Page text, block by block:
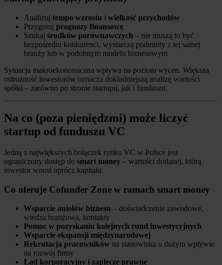
Analizuj tempo wzrostu i wielkość przychodów
Przygotuj prognozy finansowe
Szukaj środków porównawczych – nie muszą to być
bezpośredni konkurenci, wystarczą podmioty z tej samej
branży lub w podobnym modelu biznesowym
Sytuacja makroekonomiczna wpływa na poziom wycen. Większa
ostrożność inwestorów oznacza dokładniejszą analizę wartości
spółki – zarówno po stronie startupu, jak i funduszu.
Na co (poza pieniędzmi) może liczyć
startup od funduszu VC
Jedną z największych bolączek rynku VC w Polsce jest
ograniczony dostęp do smart money – wartości dodanej, którą
inwestor wnosi oprócz kapitału.
Co oferuje Cofunder Zone w ramach smart money
Wsparcie aniołów biznesu – doświadczenie zawodowe,
wiedza branżowa, kontakty
Pomoc w pozyskaniu kolejnych rund inwestycyjnych
Wsparcie ekspansji międzynarodowej
Rekrutacja pracowników na stanowiska o dużym wpływie
na rozwój firmy
Ład korporacyjny i zaplecze prawne